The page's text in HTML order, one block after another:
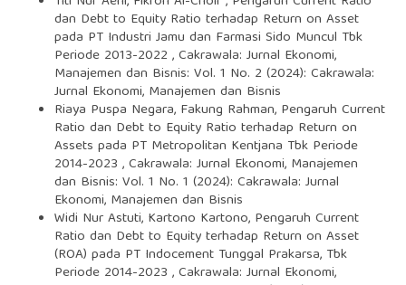
dan Debt to Equity Ratio terhadap Return on Asset
pada PT Industri Jamu dan Farmasi Sido Muncul Tbk
Periode 2013-2022 ,Cakrawala: Jurnal Ekonomi,
Manajemen dan Bisnis: Vol. 1 No. 2 (2024): Cakrawala:
Jurnal Ekonomi, Manajemen dan Bisnis
Riaya Puspa Negara, Fakung Rahman, Pengaruh Current
Ratio dan Debt to Equity Ratio terhadap Return on
Assets pada PT Metropolitan Kentjana Tbk Periode
2014-2023 ,Cakrawala: Jurnal Ekonomi, Manajemen
dan Bisnis: Vol. 1 No. 1 (2024): Cakrawala: Jurnal
Ekonomi, Manajemen dan Bisnis
Widi Nur Astuti, Kartono Kartono, Pengaruh Current
Ratio dan Debt to Equity terhadap Return on Asset
(ROA) pada PT Indocement Tunggal Prakarsa, Tbk
Periode 2014-2023 ,Cakrawala: Jurnal Ekonomi,